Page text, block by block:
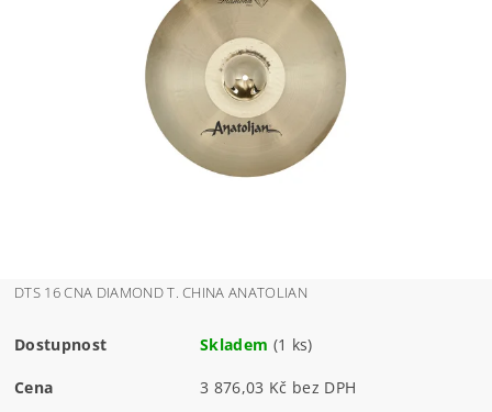
DTS 16 CNA DIAMOND T. CHINA ANATOLIAN
Dostupnost Skladem (1 ks)
Cena 3 876,03 Kč bez DPH